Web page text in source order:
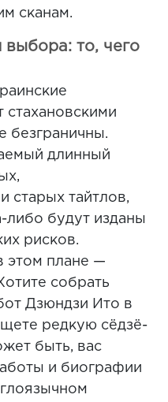
сканам.
выбора: то, чего
стахановскими
безграничны.
длинный
старых тайтлов,
либо будут изданы
рисков.
этом плане —
собрать
Дзюндзи Ито в
редкую сёдзё-
быть, вас
и биографии